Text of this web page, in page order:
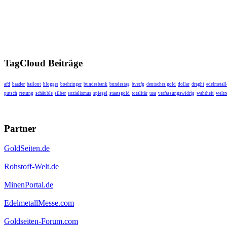
TagCloud Beiträge
afd baader bailout blogger boehringer bundesbank bundestag bverfg deutsches gold dollar draghi
putsch rettung schäuble silber sozialismus spiegel staatsgold totalitär usa verfassungswidrig wahrheit
Partner
GoldSeiten.de
Rohstoff-Welt.de
MinenPortal.de
EdelmetallMesse.com
Goldseiten-Forum.com